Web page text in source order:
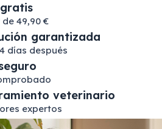
49,90 €
garantizada
días después
veterinario
expertos